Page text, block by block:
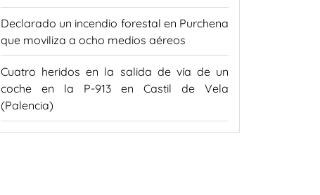
Declarado un incendio forestal en Purchena
que moviliza a ocho medios aéreos
Cuatro heridos en la salida de vía de un
coche en la P-913 en Castil de Vela
(Palencia)